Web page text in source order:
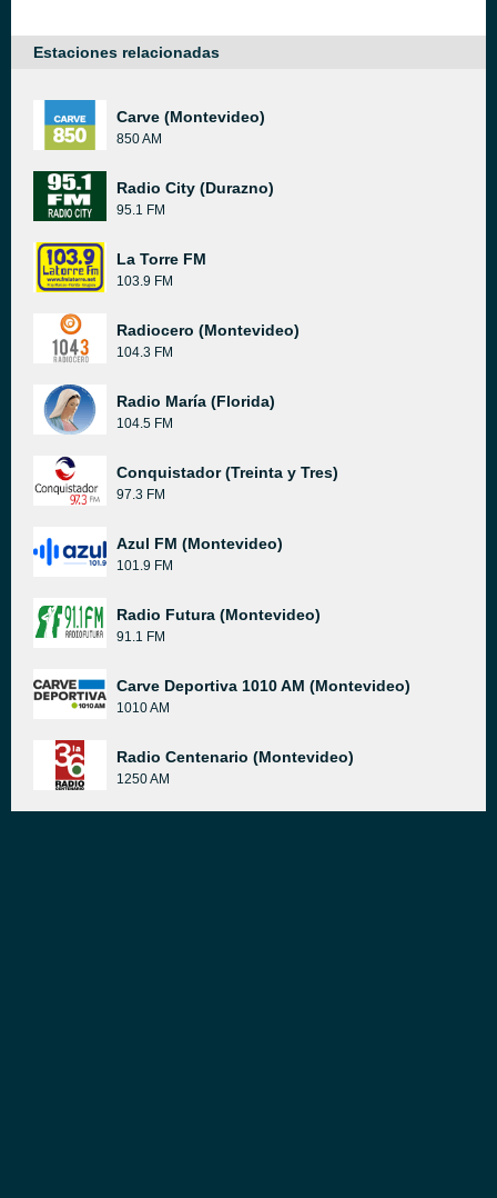
Estaciones relacionadas
Carve (Montevideo)
850 AM
Radio City (Durazno)
95.1 FM
La Torre FM
103.9 FM
Radiocero (Montevideo)
104.3 FM
Radio María (Florida)
104.5 FM
Conquistador (Treinta y Tres)
97.3 FM
Azul FM (Montevideo)
101.9 FM
Radio Futura (Montevideo)
91.1 FM
Carve Deportiva 1010 AM (Montevideo)
1010 AM
Radio Centenario (Montevideo)
1250 AM